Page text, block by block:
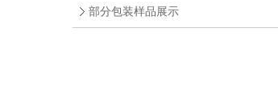
部分包装样品展示